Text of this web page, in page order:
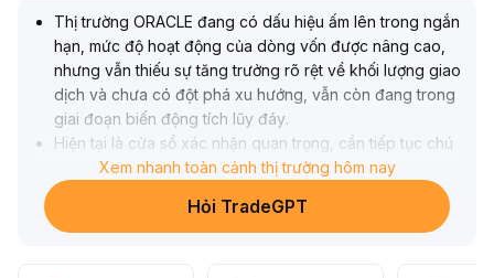
Thị trường ORACLE đang có dấu hiệu ấm lên trong ngắn
hạn, mức độ hoạt động của dòng vốn được nâng cao,
nhưng vẫn thiếu sự tăng trưởng rõ rệt về khối lượng giao
dịch và chưa có đột phá xu hướng, vẫn còn đang trong
giai đoạn biến động tích lũy đáy.
Hiện tại là cửa sổ xác nhận quan trọng, cần tiếp tục chú
ý đến điều phối khối lượng và sự phá vỡ giá khỏi vùng
dao động (theo dõi vùng kháng cự chính phía trên và
trục giữa nền dao động), tạm thời không nên đầu tư
Xem nhanh toàn cảnh thị trường hôm nay
Hỏi TradeGPT